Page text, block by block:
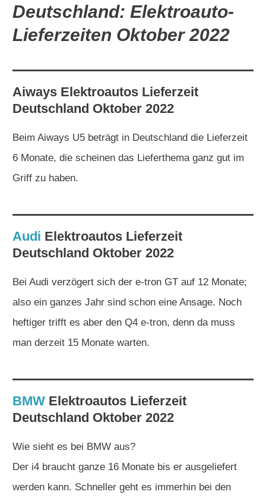
Deutschland: Elektroauto-
Lieferzeiten Oktober 2022
Aiways Elektroautos Lieferzeit
Deutschland Oktober 2022
Beim Aiways U5 beträgt in Deutschland die Lieferzeit
6 Monate, die scheinen das Lieferthema ganz gut im
Griff zu haben.
Audi Elektroautos Lieferzeit
Deutschland Oktober 2022
Bei Audi verzögert sich der e-tron GT auf 12 Monate;
also ein ganzes Jahr sind schon eine Ansage. Noch
heftiger trifft es aber den Q4 e-tron, denn da muss
man derzeit 15 Monate warten.
BMW Elektroautos Lieferzeit
Deutschland Oktober 2022
Wie sieht es bei BMW aus?
Der i4 braucht ganze 16 Monate bis er ausgeliefert
werden kann. Schneller geht es immerhin bei den